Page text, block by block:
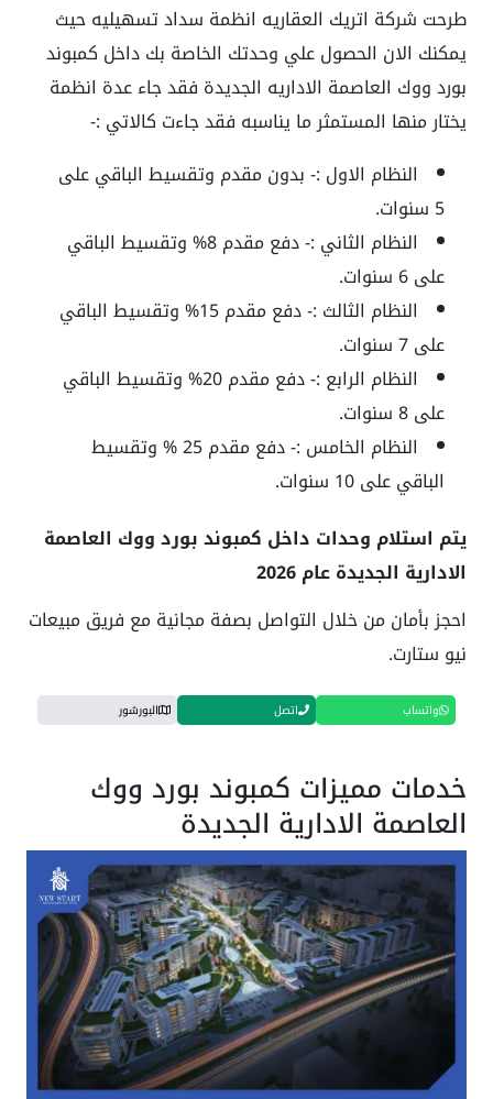
طرحت شركة اتريك العقاريه انظمة سداد تسهيليه حيث
يمكنك الان الحصول علي وحدتك الخاصة بك داخل كمبوند
بورد ووك العاصمة الاداريه الجديدة فقد جاء عدة انظمة
يختار منها المستمثر ما يناسبه فقد جاءت كالاتي :-
النظام الاول :-بدون مقدم وتقسيط الباقي على
5 سنوات.
النظام الثاني :-
دفع مقدم 8% وتقسيط الباقي
على 6 سنوات.
النظام الثالث :-
دفع مقدم 15% وتقسيط الباقي
على 7 سنوات.
النظام الرابع :-
دفع مقدم 20% وتقسيط الباقي
على 8 سنوات.
النظام الخامس :-
دفع مقدم 25 % وتقسيط
الباقي على 10 سنوات.
يتم استلام وحدات داخل كمبوند بورد ووك العاصمة
الادارية الجديدة عام 2026
احجز بأمان من خلال التواصل بصفة مجانية مع فريق مبيعات
نيو ستارت.
واتساب اتصل البورشور
خدمات مميزات كمبوند بورد ووك
العاصمة الادارية الجديدة